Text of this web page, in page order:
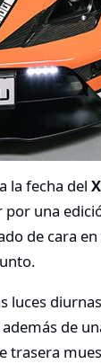
la fecha del
por una
de cara
luces
de
trasera